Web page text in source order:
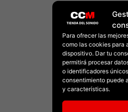
Para ofrecer las
como las cookies para
dispositivo. Dar tu
permitirá procesar
o identificadores
consentimiento puede
y características.